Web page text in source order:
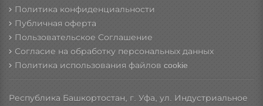
Политика конфиденциальности
Публичная оферта
Пользовательское Соглашение
Согласие на обработку персональных данных
Политика использования файлов cookie
Республика Башкортостан, г. Уфа, ул. Индустриальное